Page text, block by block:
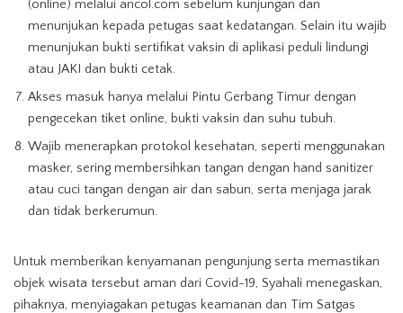
(online) melalui ancol.com sebelum kunjungan dan
menunjukan kepada petugas saat kedatangan. Selain itu wajib
menunjukan bukti sertifikat vaksin di aplikasi peduli lindungi
atau JAKI dan bukti cetak.
Akses masuk hanya melalui Pintu Gerbang Timur dengan
pengecekan tiket online, bukti vaksin dan suhu tubuh.
Wajib menerapkan protokol kesehatan, seperti menggunakan
masker, sering membersihkan tangan dengan hand sanitizer
atau cuci tangan dengan air dan sabun, serta menjaga jarak
dan tidak berkerumun.
Untuk memberikan kenyamanan pengunjung serta memastikan
objek wisata tersebut aman dari Covid-19, Syahali menegaskan,
pihaknya, menyiagakan petugas keamanan dan Tim Satgas